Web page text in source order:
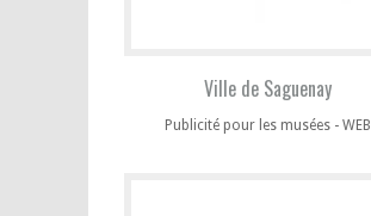
Ville de Saguenay
Publicité pour les musées - WEB